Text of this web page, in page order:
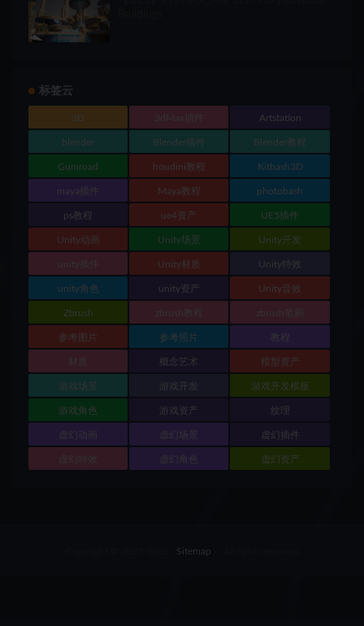
标签云
3D 3dMax插件 Artstation
blender Blender插件 Blender教程
Gumroad houdini教程 Kitbash3D
maya插件 Maya教程 photobash
ps教程 ue4资产 UE5插件
Unity动画 Unity场景 Unity开发
unity插件 Unity材质 Unity特效
unity角色 unity资产 Unity音效
Zbrush zbrush教程 zbrush笔刷
参考图片 参考照片 教程
概念艺术 模型资产
游戏场景 游戏开发 游戏开发模板
游戏角色 游戏资产 纹理
虚幻动画 虚幻场景 虚幻插件
虚幻特效 虚幻角色 虚幻资产
Sitemap